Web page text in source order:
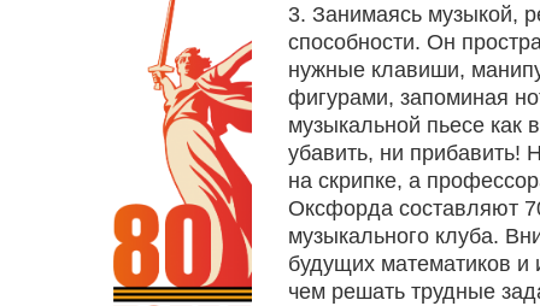
3. Занимаясь музыкой,
способности. Он
нужные клавиши,
фигурами, запоминая
музыкальной пьесе как
убавить, ни прибавить!
на скрипке, а
Оксфорда составляют
музыкального клуба.
будущих математиков и
чем решать трудные